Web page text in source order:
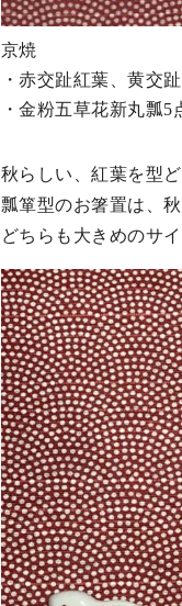
京焼
・赤交趾紅葉、黄交
・金粉五草花新丸瓢
秋らしい、紅葉を型
瓢箪型のお箸置は、
どちらも大きめのサ